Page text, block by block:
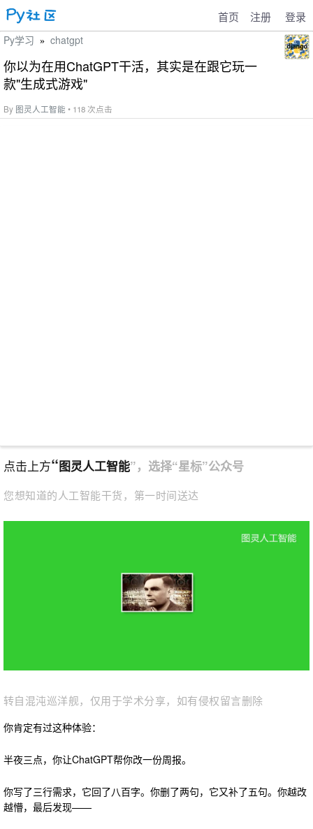
首页 注册 登录
Py学习 » chatgpt
你以为在用ChatGPT干活，其实是在跟它玩一
款"生成式游戏"
By 图灵人工智能 • 118 次点击
点击上方“图灵人工智能”，选择“星标”公众号
您想知道的人工智能干货，第一时间送达
转自混沌巡洋舰，仅用于学术分享，如有侵权留言删除
你肯定有过这种体验：
半夜三点，你让ChatGPT帮你改一份周报。
你写了三行需求，它回了八百字。你删了两句，它又补了五句。你越改
越懵，最后发现——